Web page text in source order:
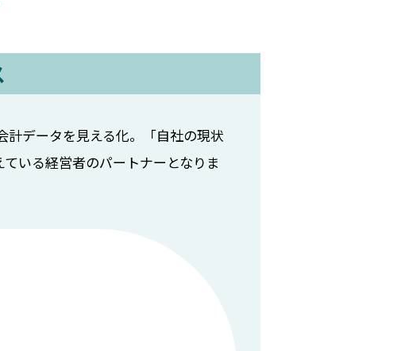
データを見える化。「自社の現状
いる経営者のパートナーとなりま